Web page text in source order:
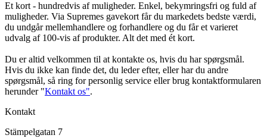
Et kort - hundredvis af muligheder. Enkel, bekymringsfri og fuld af
muligheder. Via Supremes gavekort får du markedets bedste værdi,
du undgår mellemhandlere og forhandlere og du får et varieret
udvalg af 100-vis af produkter. Alt det med ét kort.
Du er altid velkommen til at kontakte os, hvis du har spørgsmål.
Hvis du ikke kan finde det, du leder efter, eller har du andre
spørgsmål, så ring for personlig service eller brug kontaktformularen
herunder "Kontakt os".
Kontakt
Stämpelgatan 7